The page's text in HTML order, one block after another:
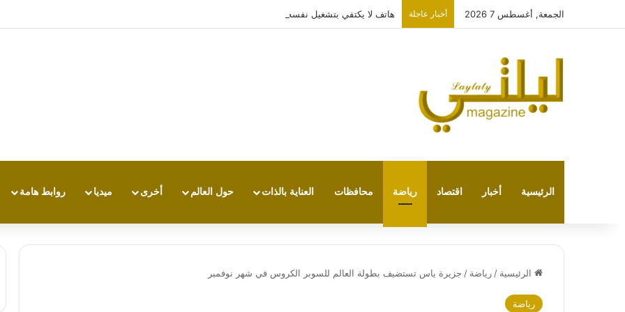
الجمعة, أغسطس 7 2026 أخبار عاجلة هاتف لا يكتفي بتشغيل نفسه: تجربة طاقة متقدمة مع HONOR X7e Plus 5G
الرئيسية أخبار اقتصاد رياضة محافظات العناية بالذات حول العالم أخرى ميديا روابط هامة
الرئيسية / رياضة / جزيرة ياس تستضيف بطولة العالم للسوبر الكروس في شهر نوفمبر
رياضة